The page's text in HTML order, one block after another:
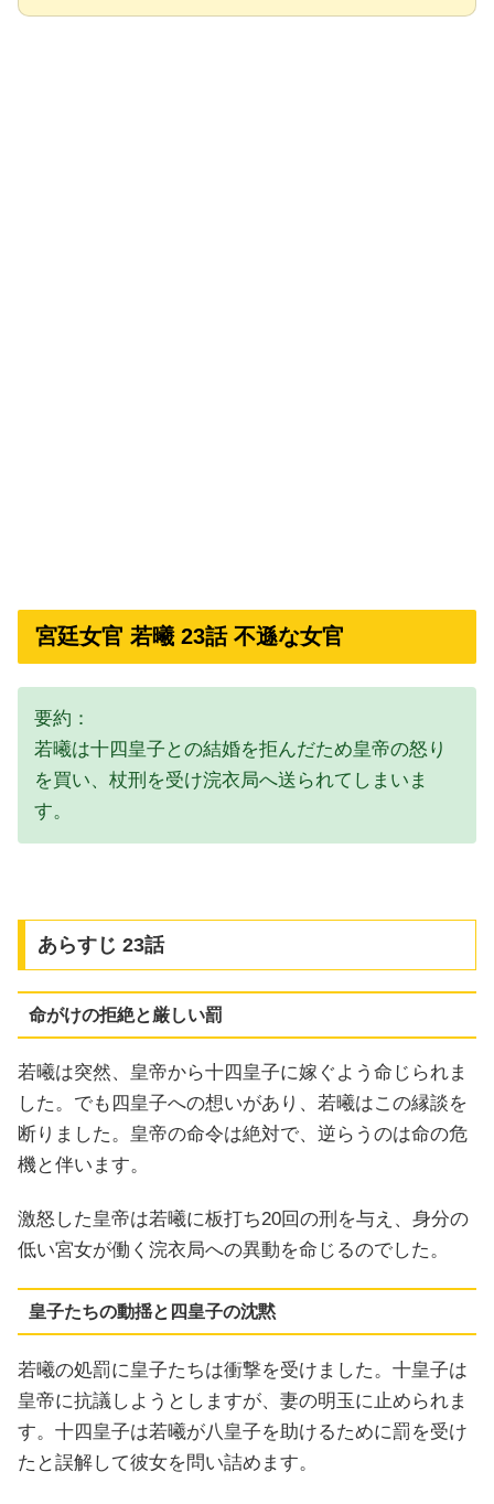
宮廷女官 若曦 23話 不遜な女官
要約：
若曦は十四皇子との結婚を拒んだため皇帝の怒り
を買い、杖刑を受け浣衣局へ送られてしまいま
す。
あらすじ 23話
命がけの拒絶と厳しい罰
若曦は突然、皇帝から十四皇子に嫁ぐよう命じられま
した。でも四皇子への想いがあり、若曦はこの縁談を
断りました。皇帝の命令は絶対で、逆らうのは命の危
機と伴います。
激怒した皇帝は若曦に板打ち20回の刑を与え、身分の
低い宮女が働く浣衣局への異動を命じるのでした。
皇子たちの動揺と四皇子の沈黙
若曦の処罰に皇子たちは衝撃を受けました。十皇子は
皇帝に抗議しようとしますが、妻の明玉に止められま
す。十四皇子は若曦が八皇子を助けるために罰を受け
たと誤解して彼女を問い詰めます。